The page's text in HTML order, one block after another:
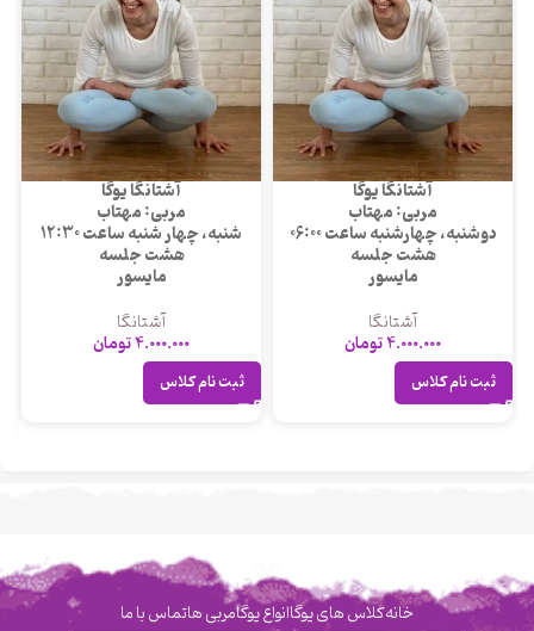
آشتانگا یوگا
مربی: مهتاب
دوشنبه، چهارشنبه ساعت 06:00
هشت جلسه
مایسور
آشتانگا
4.000.000تومان
ثبت نام کلاس
آشتانگا یوگا
مربی: مهتاب
شنبه، چهار شنبه ساعت 12:30
هشت جلسه
مایسور
آشتانگا
4.000.000تومان
ثبت نام کلاس
خانهکلاس های یوگاانواع یوگامربی هاتماس با ما